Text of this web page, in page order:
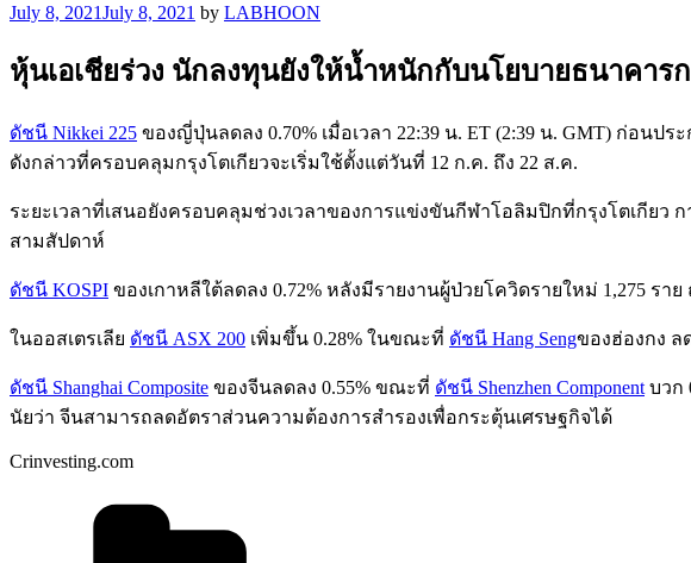
Posted
July 8, 2021July 8, 2021 by LABHOON
หุ้นเอเชียร่วง นักลงทุนยังให้น้ำหนักกับนโยบายธนาคาร
ดัชนี Nikkei 225 ของญี่ปุ่นลดลง 0.70% เมื่อเวลา 22:39 น. ET (2:39 น. GMT) ก่อ
ดังกล่าวที่ครอบคลุมกรุงโตเกียวจะเริ่มใช้ตั้งแต่วันที่ 12 ก.ค. ถึง 22 ส.ค.
ระยะเวลาที่เสนอยังครอบคลุมช่วงเวลาของการแข่งขันกีฬาโอลิมปิกที่กรุงโตเกีย
สามสัปดาห์
ดัชนี KOSPI ของเกาหลีใต้ลดลง 0.72% หลังมีรายงานผู้ป่วยโควิดรายใหม่ 1,275 ร
ในออสเตรเลีย ดัชนี ASX 200 เพิ่มขึ้น 0.28% ในขณะที่ ดัชนี Hang Sengของฮ่องกง ล
ดัชนี Shanghai Composite ของจีนลดลง 0.55% ขณะที่ ดัชนี Shenzhen Component บวก
นัยว่า จีนสามารถลดอัตราส่วนความต้องการสำรองเพื่อกระตุ้นเศรษฐกิจได้
Crinvesting.com